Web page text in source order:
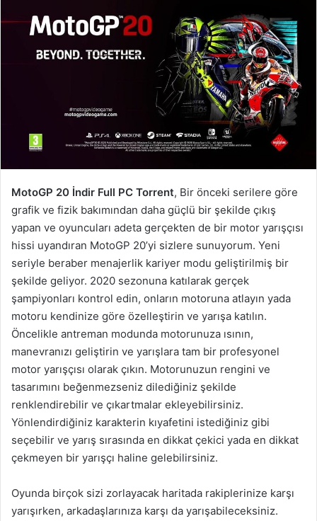
MotoGP 20 İndir Full PC Torrent, Bir önceki serilere göre
grafik ve fizik bakımından daha güçlü bir şekilde çıkış
yapan ve oyuncuları adeta gerçekten de bir motor yarışçısı
hissi uyandıran MotoGP 20’yi sizlere sunuyorum. Yeni
seriyle beraber menajerlik kariyer modu geliştirilmiş bir
şekilde geliyor. 2020 sezonuna katılarak gerçek
şampiyonları kontrol edin, onların motoruna atlayın yada
motoru kendinize göre özelleştirin ve yarışa katılın.
Öncelikle antreman modunda motorunuza ısının,
manevranızı geliştirin ve yarışlara tam bir profesyonel
motor yarışçısı olarak çıkın. Motorunuzun rengini ve
tasarımını beğenmezseniz dilediğiniz şekilde
renklendirebilir ve çıkartmalar ekleyebilirsiniz.
Yönlendirdiğiniz karakterin kıyafetini istediğiniz gibi
seçebilir ve yarış sırasında en dikkat çekici yada en dikkat
çekmeyen bir yarışçı haline gelebilirsiniz.
Oyunda birçok sizi zorlayacak haritada rakiplerinize karşı
yarışırken, arkadaşlarınıza karşı da yarışabileceksiniz.